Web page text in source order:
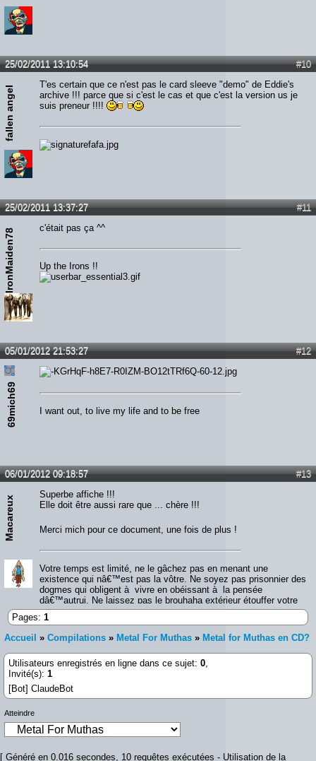
#10
25/02/2011 13:10:54
fallen angel
T'es certain que ce n'est pas le card sleeve "demo" de Eddie's
archive !!! parce que si c'est le cas et que c'est la version us je
suis preneur !!!!
#11
25/02/2011 13:37:27
IronMaiden78 c'était pas ça ^^
Up the Irons !!
#12
05/01/2012 21:53:27
69mich69 I want out, to live my life and to be free
#13
06/01/2012 09:18:57
Macareux
Superbe affiche !!!
Elle doit être aussi rare que ... chère !!!
Merci mich pour ce document, une fois de plus !
Votre temps est limité, ne le gâchez pas en menant une
existence qui nâ€™est pas la vôtre. Ne soyez pas prisonnier des
dogmes qui obligent à vivre en obéissant à la pensée
dâ€™autrui. Ne laissez pas le brouhaha extérieur étouffer votre
voix intérieure. Ayez le courage de suivre votre cÅ“ur et votre
intuition. Lâ€™un et lâ€™autre savent ce que vous voulez
réellement devenir. Le reste est secondaire.
Pages: 1
Accueil » Compilations » Metal For Muthas » Metal for Muthas en CD?
Utilisateurs enregistrés en ligne dans ce sujet: 0,
Invité(s): 1
[Bot] ClaudeBot
Atteindre
[ Généré en 0.016 secondes, 10 requêtes exécutées - Utilisation de la